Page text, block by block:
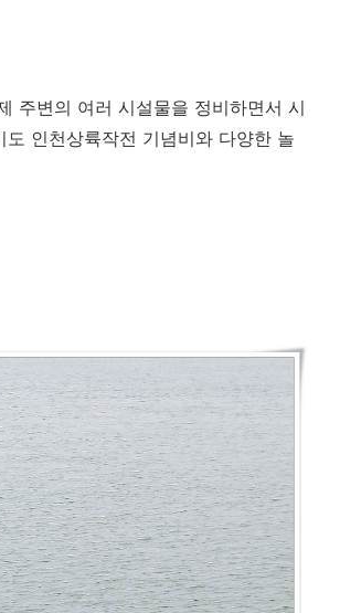
주변의 여러 시설물을 정비하면서 시
도 인천상륙작전 기념비와 다양한 놀